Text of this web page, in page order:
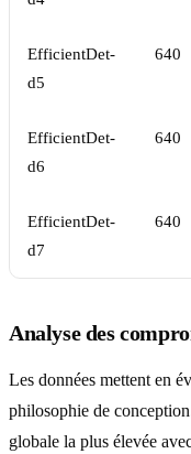
EfficientDet-
d5
640
EfficientDet-
d6
640
EfficientDet-
d7
640
Analyse des
Les données mettent en
philosophie de
globale la plus élevée